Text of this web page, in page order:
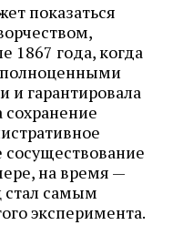
показаться
1867 года, когда
полноценными
и гарантировала
сосуществование
на время —
самым
эксперимента.